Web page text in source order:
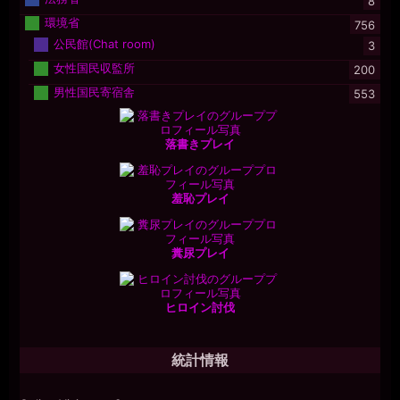
環境省
756
公民館(Chat room)
3
女性国民収監所
200
男性国民寄宿舎
553
落書きプレイ
羞恥プレイ
糞尿プレイ
ヒロイン討伐
統計情報